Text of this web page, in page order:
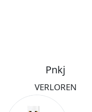
Pnkj
VERLOREN